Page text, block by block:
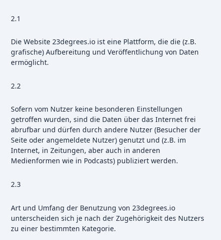
2.1
Die Website 23degrees.io ist eine Plattform, die die (z.B.
grafische) Aufbereitung und Veröffentlichung von Daten
ermöglicht.
2.2
Sofern vom Nutzer keine besonderen Einstellungen
getroffen wurden, sind die Daten über das Internet frei
abrufbar und dürfen durch andere Nutzer (Besucher der
Seite oder angemeldete Nutzer) genutzt und (z.B. im
Internet, in Zeitungen, aber auch in anderen
Medienformen wie in Podcasts) publiziert werden.
2.3
Art und Umfang der Benutzung von 23degrees.io
unterscheiden sich je nach der Zugehörigkeit des Nutzers
zu einer bestimmten Kategorie.